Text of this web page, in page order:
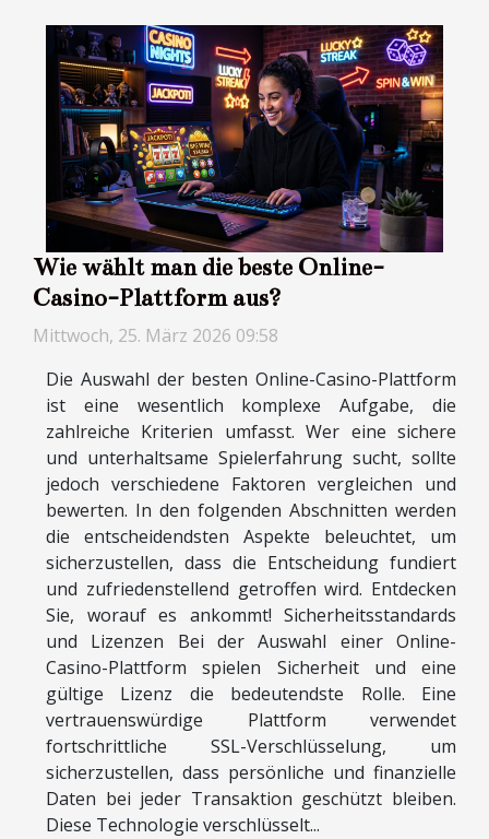
Wie wählt man die beste Online-
Casino-Plattform aus?
Mittwoch, 25. März 2026 09:58
Die Auswahl der besten Online-Casino-Plattform
ist eine wesentlich komplexe Aufgabe, die
zahlreiche Kriterien umfasst. Wer eine sichere
und unterhaltsame Spielerfahrung sucht, sollte
jedoch verschiedene Faktoren vergleichen und
bewerten. In den folgenden Abschnitten werden
die entscheidendsten Aspekte beleuchtet, um
sicherzustellen, dass die Entscheidung fundiert
und zufriedenstellend getroffen wird. Entdecken
Sie, worauf es ankommt! Sicherheitsstandards
und Lizenzen Bei der Auswahl einer Online-
Casino-Plattform spielen Sicherheit und eine
gültige Lizenz die bedeutendste Rolle. Eine
vertrauenswürdige Plattform verwendet
fortschrittliche SSL-Verschlüsselung, um
sicherzustellen, dass persönliche und finanzielle
Daten bei jeder Transaktion geschützt bleiben.
Diese Technologie verschlüsselt...